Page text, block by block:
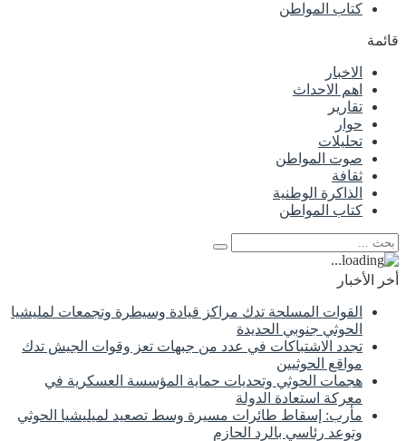
كتاب المواطن
قائمة
الاخبار
اهم الاحداث
تقارير
حوار
تحليلات
صوت المواطن
ثقافة
الذاكرة الوطنية
كتاب المواطن
أخر الأخبار
القوات المسلحة تدك مراكز قيادة وسيطرة وتجمعات لمليشيا
الحوثي جنوبي الحديدة
تجدد الاشتباكات في عدد من جبهات تعز وقوات الجيش تدك
مواقع الحوثيين
هجمات الحوثي وتحديات حماية المؤسسة العسكرية في
معركة استعادة الدولة
مأرب: إسقاط طائرات مسيرة وسط تصعيد لميليشيا الحوثي
وتوعد رئاسي بالرد الحازم